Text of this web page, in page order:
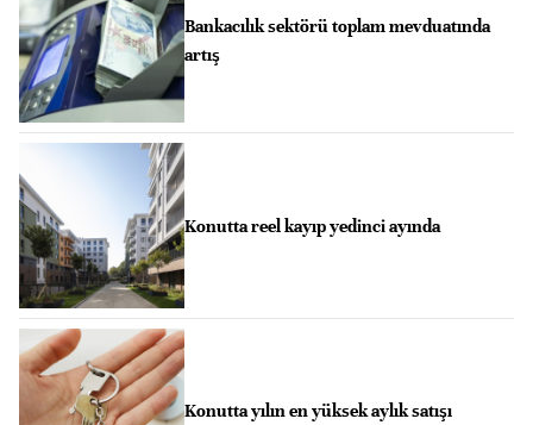
Bankacılık sektörü toplam mevduatında
artış
Konutta reel kayıp yedinci ayında
Konutta yılın en yüksek aylık satışı